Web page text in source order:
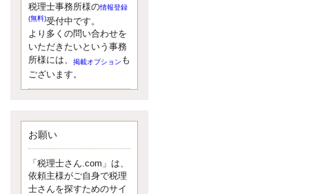
けることおおくなりました。受験申
し込み受け付け開始になるからです
ね。勉強したが、中途半端なので、
受験が無駄に思っている人もいるよ
うです。まず、私ならダメと思う前
に、全力で勝負してみたいです！
更新:2017年5月1日(神奈川県藤沢市)
---------------------
イクメン税理士による税金ブ
ログです。
なくて七クセ 目は口ほどにモノを言
う 色んなことわざがありますが、無
意識に出ている身体のサイン。 心理
学では、ちゃんと意味があるようで
税理士事務所様の情報登録
(無料)受付中です。
より多くの問い合わせを
いただきたいという事務
所様には、
掲載オプション も
ございます。
お願い
「税理士さん.com」は、
依頼主様がご自身で税理
士さんを探すためのサイ